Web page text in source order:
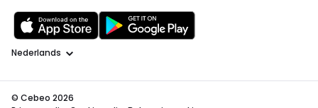
Taal
© Cebeo 2026